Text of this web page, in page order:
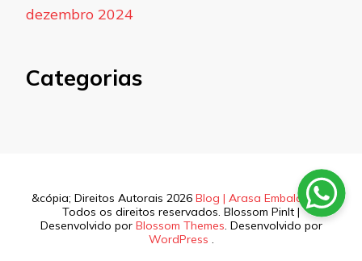
dezembro 2024
Categorias
&cópia; Direitos Autorais 2026 Blog | Arasa Embalagens.
Todos os direitos reservados. Blossom PinIt |
Desenvolvido por Blossom Themes. Desenvolvido por
WordPress .